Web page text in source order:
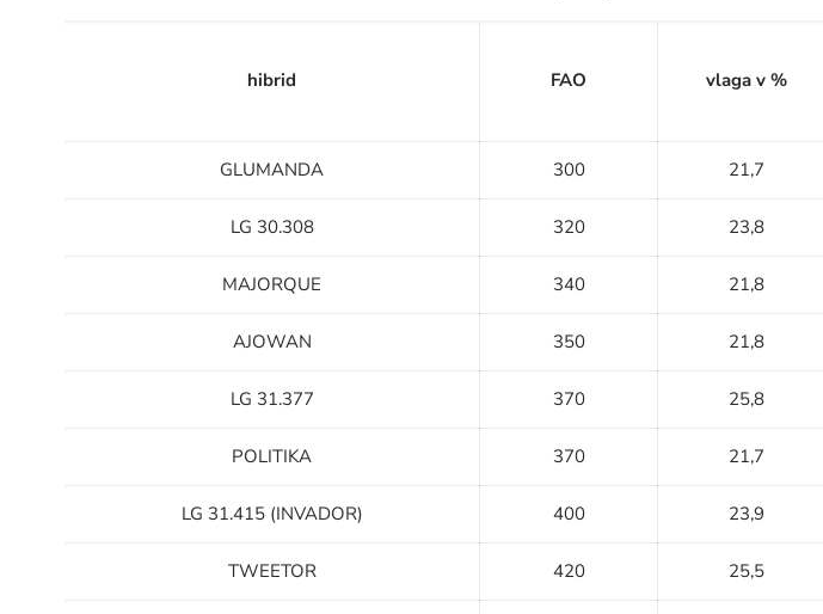
hibrid FAO vlaga v %
GLUMANDA 300 21,7
LG 30.308 320 23,8
MAJORQUE 340 21,8
AJOWAN 350 21,8
LG 31.377 370 25,8
POLITIKA 370 21,7
LG 31.415 (INVADOR) 400 23,9
TWEETOR 420 25,5